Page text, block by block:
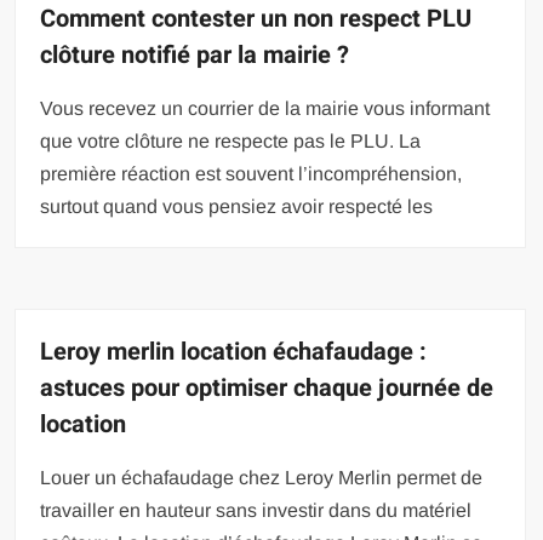
Comment contester un non respect PLU
clôture notifié par la mairie ?
Vous recevez un courrier de la mairie vous informant
que votre clôture ne respecte pas le PLU. La
première réaction est souvent l’incompréhension,
surtout quand vous pensiez avoir respecté les
Leroy merlin location échafaudage :
astuces pour optimiser chaque journée de
location
Louer un échafaudage chez Leroy Merlin permet de
travailler en hauteur sans investir dans du matériel